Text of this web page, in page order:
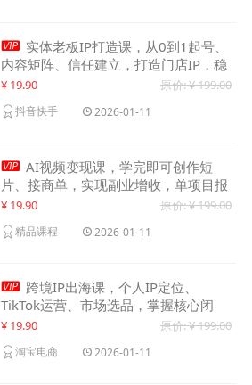
 实体老板IP打造课，从0到1起号、
内容矩阵、信任建立，打造门店IP，稳
定获客增收
¥ 19.90 原价: ¥ 199.00
抖音快手 2026-01-11
 AI视频变现课，学完即可创作短
片、接商单，实现副业增收，单项目报
价可达千元
¥ 19.90 原价: ¥ 199.00
精品课程 2026-01-11
 跨境IP出海课，个人IP定位、
TikTok运营、市场选品，掌握核心闭
环，实现月入1万美金+
¥ 19.90 原价: ¥ 199.00
淘宝电商 2026-01-11